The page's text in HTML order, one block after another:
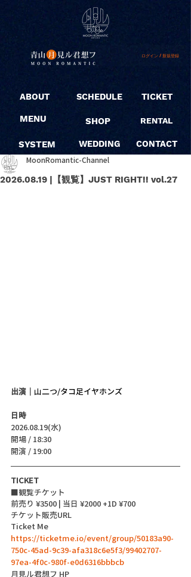
ログイン / 新規登録
ABOUT
MENU
SYSTEM
SCHEDULE
SHOP
WEDDING
TICKET
RENTAL
CONTACT
2026.08.19 |【観覧】JUST RIGHT!! vol.27
MoonRomantic-Channel
出演｜ 山二つ/タコ足イヤホンズ
日時
2026.08.19(水)
開場 / 18:30
開演 / 19:00
TICKET
■観覧チケット
前売り ¥3500 | 当日 ¥2000 +1D ¥700
チケット販売URL
Ticket Me
https://ticketme.io/event/group/50183a90-
750c-45ad-9c39-afa318c6e5f3/99402707-
97ea-4f0c-980f-e0d6316bbbcb
月見ル君想フ HP